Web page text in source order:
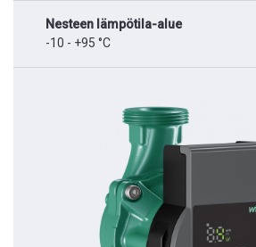
Nesteen lämpötila-alue
-10 - +95 °C